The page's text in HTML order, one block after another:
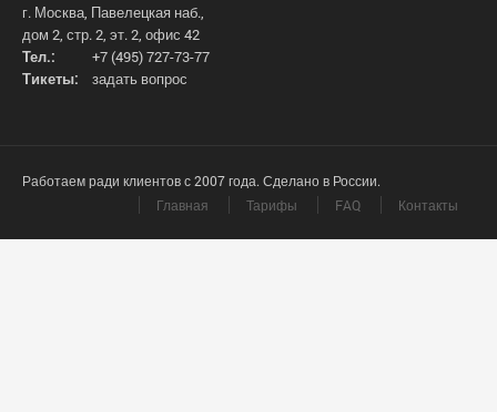
г. Москва, Павелецкая наб.,
дом 2, стр. 2, эт. 2, офис 42
Тел.:
+7 (495) 727-73-77
Тикеты:
задать вопрос
Работаем ради клиентов с 2007 года. Сделано в России.
Главная
Тарифы FAQ Контакты